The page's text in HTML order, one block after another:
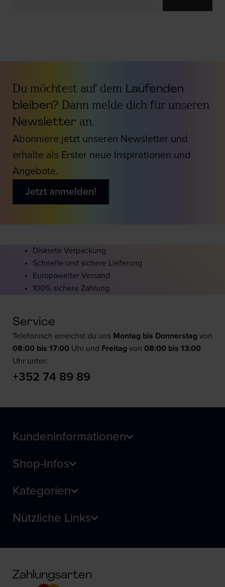
Du möchtest auf dem Laufenden
bleiben? Dann melde dich für unseren
Newsletter an.
Abonniere jetzt unseren Newsletter und
erhalte als Erster neue Inspirationen und
Angebote.
Jetzt anmelden!
Diskrete Verpackung
Schnelle und sichere Lieferung
Europaweiter Versand
100% sichere Zahlung
Service
Telefonisch erreichst du uns Montag bis Donnerstag von
08:00 bis 17:00 Uhr und Freitag von 08:00 bis 13:00
Uhr unter:
+352 74 89 89
Kundeninformationen
Shop-Infos
Kategorien
Nützliche Links
Zahlungsarten